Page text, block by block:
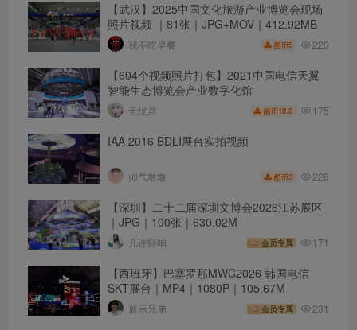
【武汉】2025中国文化旅游产业博览会现场
照片视频 ｜81张｜JPG+MOV｜412.92MB
我不吃早餐 酷币5 220
【604个视频照片打包】2021中国电信天翼
智能生态博览会产业数字化馆
无忧君 酷币18.8 175
IAA 2016 BDLI展台实拍视频
帅气墩墩 酷币3 228
【深圳】二十二届深圳文博会2026江苏展区
｜JPG｜100张｜630.02M
几许轻唱 会员专属 171
【西班牙】巴塞罗那MWC2026 韩国电信
SKT展台｜MP4｜1080P｜105.67M
展示兄弟 会员专属 231